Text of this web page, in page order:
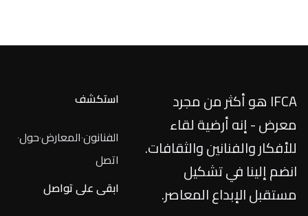
IFCA هو أكثر من مجرد
معرض - إنه أرضية لقاء
للأفكار والفنانين والثقافات.
انضم إلينا في تشكيل
مستقبل الإبداع المعاصر.
استكشف
الفنانون·المعارض·حول·
اتصل
ابقى على تواصل